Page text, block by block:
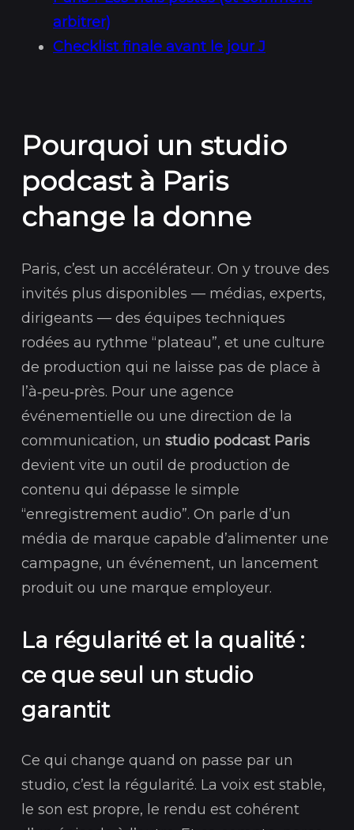
arbitrer)
Checklistfinale avant le jour J
Pourquoi un studio
podcast à Paris
change la donne
Paris, c’est un accélérateur. On y trouve des
invités plus disponibles — médias, experts,
dirigeants — des équipes techniques
rodées au rythme “plateau”, et une culture
de production qui ne laisse pas de place à
l’à‑peu‑près. Pour une agence
événementielle ou une direction de la
communication, un studio podcast Paris
devient vite un outil de production de
contenu qui dépasse le simple
“enregistrement audio”. On parle d’un
média de marque capable d’alimenter une
campagne, un événement, un lancement
produit ou une marque employeur.
La régularité et la qualité :
ce que seul un studio
garantit
Ce qui change quand on passe par un
studio, c’est la régularité. La voix est stable,
le son est propre, le rendu est cohérent